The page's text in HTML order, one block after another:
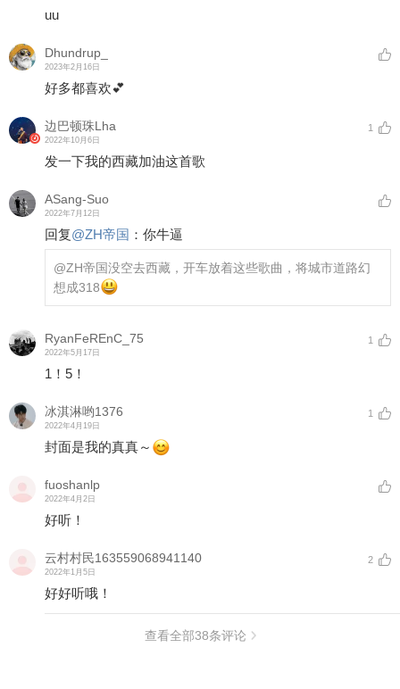
uu
Dhundrup_
2023年2月16日
好多都喜欢💕
边巴顿珠Lha
2022年10月6日
1
发一下我的西藏加油这首歌
ASang-Suo
2022年7月12日
回复@ZH帝国 ： 你牛逼
@ZH帝国没空去西藏，开车放着这些歌曲，将城市道路幻
想成318
RyanFeREnC_75
2022年5月17日
1
1！5！
冰淇淋哟1376
2022年4月19日
1
封面是我的真真～
fuoshanlp
2022年4月2日
好听！
云村村民163559068941140
2022年1月5日
2
好好听哦！
查看全部38条评论